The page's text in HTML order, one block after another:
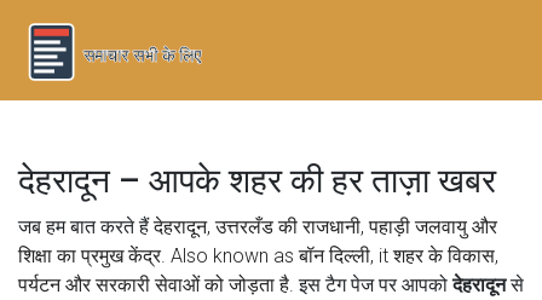
देहरादून – आपके शहर की हर ताज़ा खबर
जब हम बात करते हैंदेहरादून,उत्तरलँड की राजधानी, पहाड़ी जलवायु और
शिक्षा का प्रमुख केंद्र . Also known asबॉन दिल्ली, itशहर के विकास,
पर्यटन और सरकारी सेवाओं को जोड़ता है इस टैग पेज पर आपकोदेहरादूनसे